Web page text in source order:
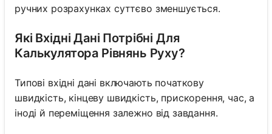
ручних розрахунках суттєво зменшується.
Які Вхідні Дані Потрібні Для
Калькулятора Рівнянь Руху?
Типові вхідні дані включають початкову
швидкість, кінцеву швидкість, прискорення, час, а
іноді й переміщення залежно від завдання.